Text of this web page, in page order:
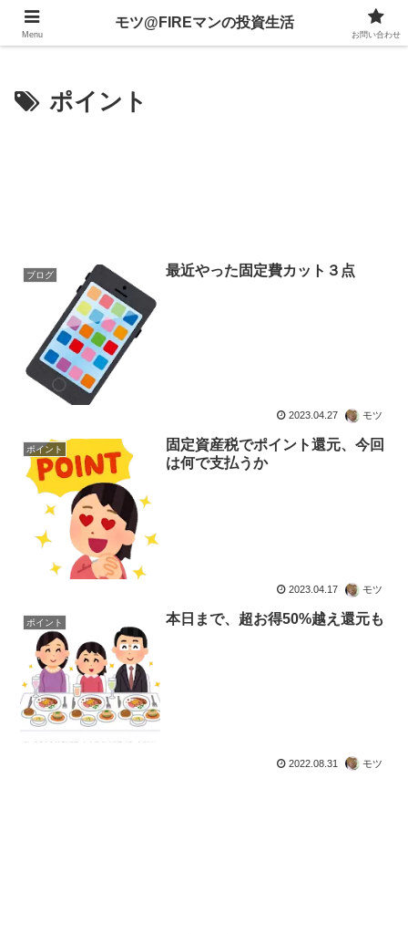
不動産、投資信託、暗号資産、株式、等々への投資について
ポイント
ブログ 最近やった固定費カット３点
2023.04.27 モツ
ポイント
固定資産税でポイント還元、今回
は何で支払うか
2023.04.17 モツ
ポイント 本日まで、超お得50%越え還元も
2022.08.31 モツ
Menu
モツ@FIREマンの投資生活
お問い合わせ